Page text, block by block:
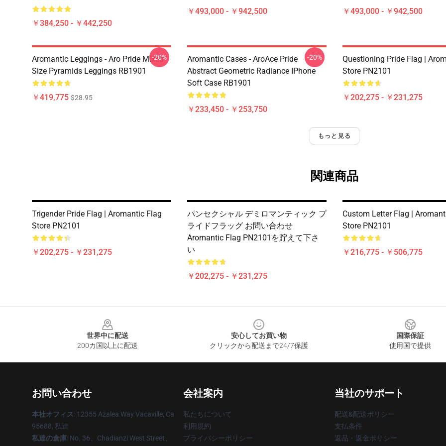
￥384,250 - ￥442,250
￥493,000 - ￥942,500 ￥493,000 - ￥942,500
Aromantic Leggings - Aro Pride Mixed
Size Pyramids Leggings RB1901
￥419,775 $28.95
-20%
Aromantic Cases - AroAce Pride
Abstract Geometric Radiance IPhone
Soft Case RB1901
￥233,450 - ￥253,750
-20%
Questioning Pride Flag |
Store PN2101
￥202,275 - ￥231,275
もっと見る
関連商品
Trigender Pride Flag | Aromantic Flag
Store PN2101
￥202,275 - ￥231,275
パンセクシャル デミロマンティック プ
ライドフラッグ お問い合わせ
Aromantic Flag PN2101を貯えて下さ
い
￥202,275 - ￥231,275
Custom Letter Flag |
Store PN2101
￥216,775 - ￥506,775
世界中に配送
200カ国以上に配送
安心してお買い物
クリックから配送まで24/7保護
国際保証
使用国で提供
お問い合わせ
本社オフィス: 12355 Azalea Way Vacaville, Ca
95688, 私達
私達の倉庫: No. 36、Chadianzi West Street、
会社案内
私たちについて
利用規約
プライバシーポリシー
当社のサポート
配送&配送ポリシー
支払条件
返品・返金ポリシー